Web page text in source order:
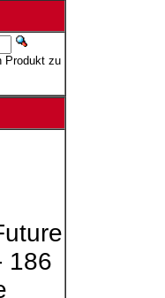
Produkt zu
186